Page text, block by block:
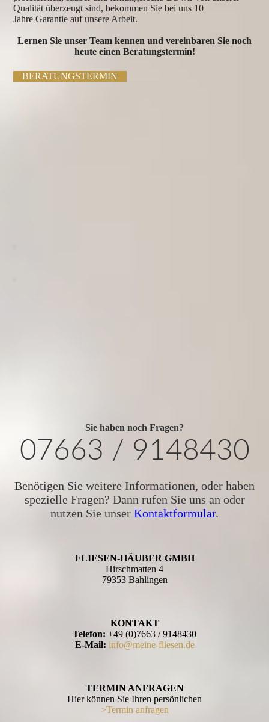
Qualität überzeugt sind, bekommen Sie bei uns 10
JahreGarantie auf unsere Arbeit.
Lernen Sie unser Team kennen und vereinbaren Sie noch
heute einen Beratungstermin!
BERATUNGSTERMIN
Sie haben noch Fragen?
07663 / 9148430
Benötigen Sie weitere Informationen, oder haben
spezielle Fragen? Dann rufen Sie uns an oder
nutzen Sie unser Kontaktformular.
FLIESEN-HÄUBER GMBH
Hirschmatten 4
79353 Bahlingen
KONTAKT
Telefon: +49 (0)7663 / 9148430
E-Mail: info@meine-fliesen.de
TERMIN ANFRAGEN
Hier können Sie Ihren persönlichen
>Termin anfragen